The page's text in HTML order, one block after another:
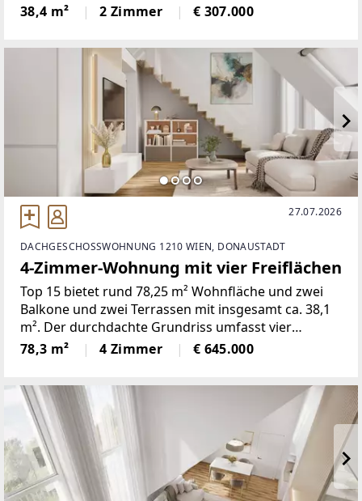
offene Wohnküche mit gut nutzbaren Privat- und
Nebenräumen.Die Wohnung entsteht im
38,4 m² 2 Zimmer € 307.000
27.07.2026
DACHGESCHOSSWOHNUNG 1210 WIEN, DONAUSTADT
4-Zimmer-Wohnung mit vier Freiflächen
Top 15 bietet rund 78,25 m² Wohnfläche und zwei
Balkone und zwei Terrassen mit insgesamt ca. 38,1
m². Der durchdachte Grundriss umfasst vier
Zimmer und verbindet eine offene Wohnküche mit
gut nutzbaren Privat- und Nebenräumen.Die
78,3 m² 4 Zimmer € 645.000